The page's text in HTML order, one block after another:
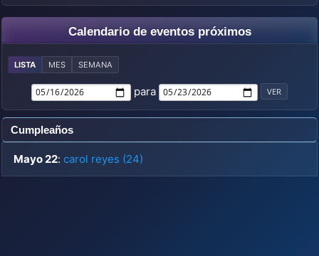
Calendario de eventos próximos
LISTA MES SEMANA
para
Cumpleaños
Mayo 22: carol reyes (24)